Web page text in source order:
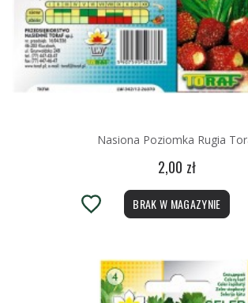
Nasiona Poziomka Rugia
2,00 zł
BRAK W MAGAZYNIE